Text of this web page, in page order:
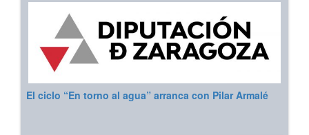
El ciclo “En torno al agua” arranca con Pilar Armalé